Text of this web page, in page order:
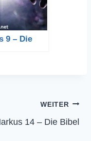
9 – Die
WEITER
14 – Die Bibel